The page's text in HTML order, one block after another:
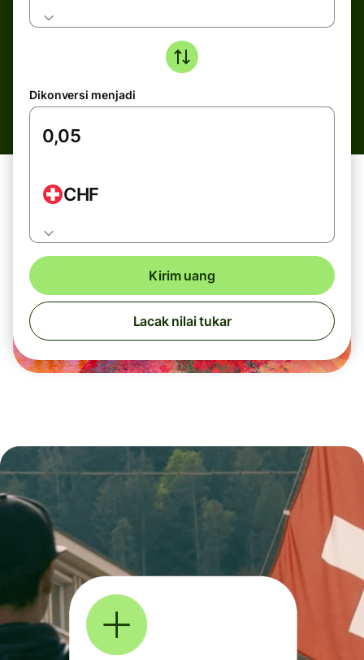
Dikonversi menjadi
CHF
Kirim uang
Lacak nilai tukar